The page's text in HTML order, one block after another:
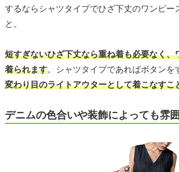
するならシャツタイプでひざ下丈のワンピー
と。
短すぎないひざ下丈なら重ね着も必要なく、
着られます。シャツタイプであればボタンを
変わり目のライトアウターとして着こなすこ
デニムの色合いや装飾によっても雰